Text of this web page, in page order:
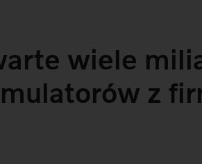
wiele
z